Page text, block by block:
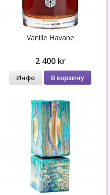
Vanille Havane
2 400 kr
Инфо В корзину